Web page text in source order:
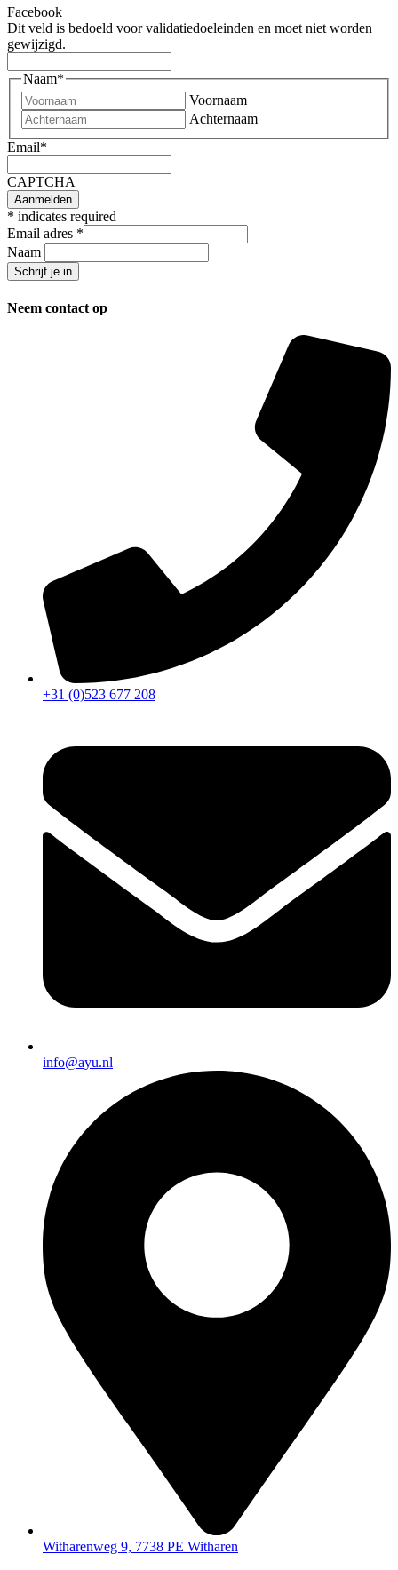
Facebook
Dit veld is bedoeld voor validatiedoeleinden en moet niet worden
gewijzigd.
Naam*
Voornaam
Achternaam
Email*
CAPTCHA
* indicates required
Email adres *
Naam
Neem contact op
+31 (0)523 677 208
info@ayu.nl
Witharenweg 9, 7738 PE Witharen